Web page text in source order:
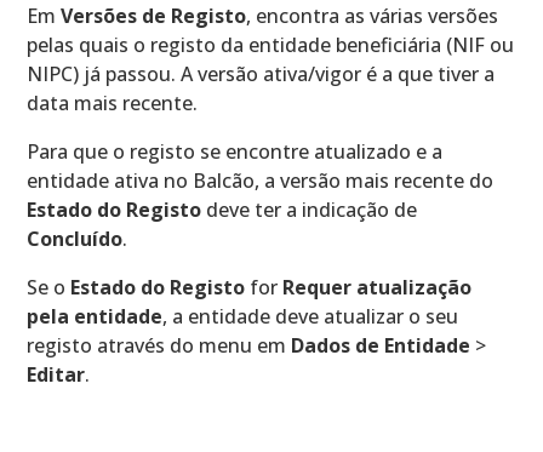
EmVersões de Registo, encontra as várias versões
pelas quais o registo da entidade beneficiária (NIF ou
NIPC) já passou. A versão ativa/vigor é a que tiver a
data mais recente.
Para que o registo se encontre atualizado e a
entidade ativa no Balcão, a versão mais recente do
Estado do Registo deve ter a indicação de
Concluído.
Se o Estado do Registo for Requer atualização
pela entidade, a entidade deve atualizar o seu
registo através do menu em Dados de Entidade >
Editar.